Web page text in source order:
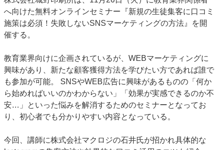
特集記事カテゴリー一覧
2022 見える化・MIS特集
JAPAN PACK 2023 特集
中古印刷機・製本機特集
2022 検査・校正特集
特集・デジタル印刷 ～ 新成長軌道を描く
案内
発刊案内
JFPI印刷用語集 印刷機材年鑑
会社案内
購読・購入申し込み
サイトポリシー
へ向けた無料オンラインセミナー『新規の生徒集客に口コミ
施策は必須！失敗しないSNSマーケティングの方法』を開
催する。
教育業界向けに企画されているが、WEBマーケティングに
興味があり、新たな顧客獲得方法を学びたい方であれば誰で
も参加が可能。 SNSやWEB広告に興味があるものの「何か
ら始めればいいのかわからない」「効果が実感できるのか不
安…」といった悩みを解消するためのセミナーとなってお
り、初心者でも分かりやすい内容となっている。
今回、講師に株式会社マクロジの石井氏が招かれ具体的な